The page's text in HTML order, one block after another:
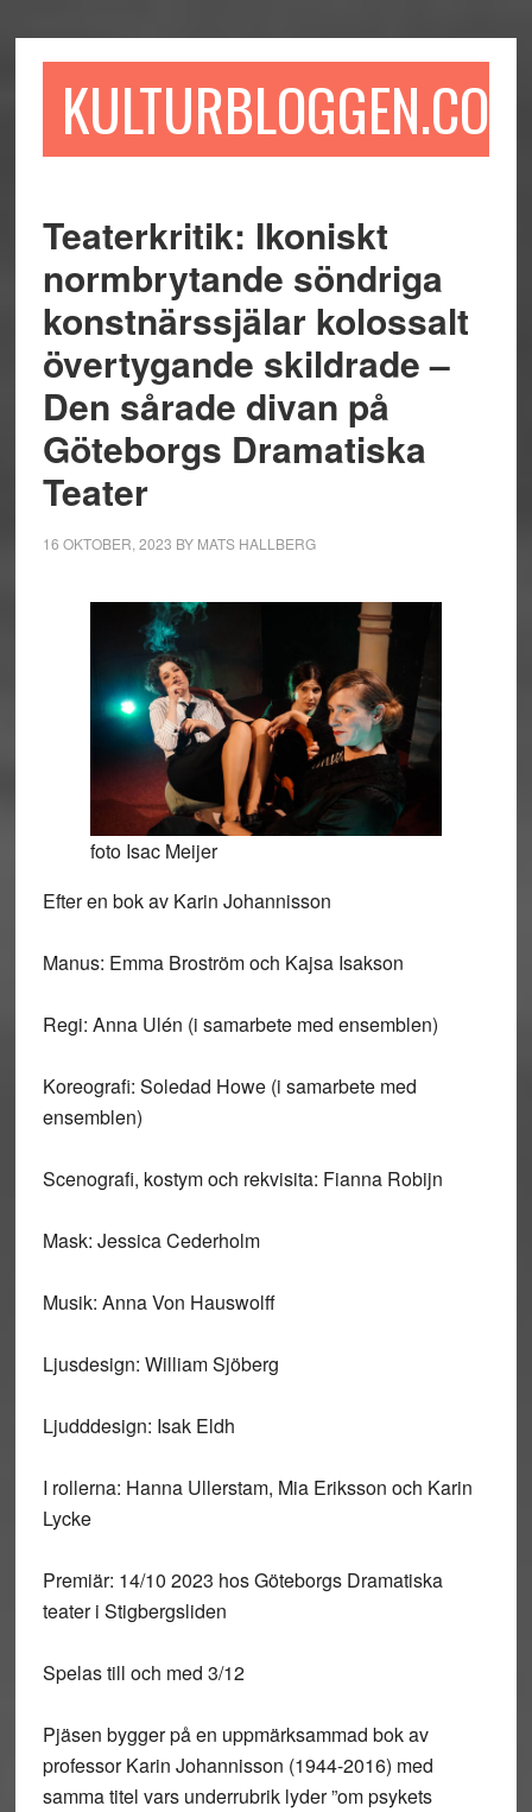
till
till
sidofältet
till
KULTURBLOGGEN.COM
Teaterkritik: Ikoniskt
normbrytande söndriga
konstnärssjälar kolossalt
övertygande skildrade –
Den sårade divan på
Göteborgs Dramatiska
Teater
16 OKTOBER, 2023 BY MATS HALLBERG
foto Isac Meijer
Efter en bok av Karin Johannisson
Manus: Emma Broström och Kajsa Isakson
Regi: Anna Ulén (i samarbete med ensemblen)
Koreografi: Soledad Howe (i samarbete med
ensemblen)
Scenografi, kostym och rekvisita: Fianna Robijn
Mask: Jessica Cederholm
Musik: Anna Von Hauswolff
Ljusdesign: William Sjöberg
Ljudddesign: Isak Eldh
I rollerna: Hanna Ullerstam, Mia Eriksson och Karin
Lycke
Premiär: 14/10 2023 hos Göteborgs Dramatiska
teater i Stigbergsliden
Spelas till och med 3/12
Pjäsen bygger på en uppmärksammad bok av
professor Karin Johannisson (1944-2016) med
samma titel vars underrubrik lyder ”om psykets